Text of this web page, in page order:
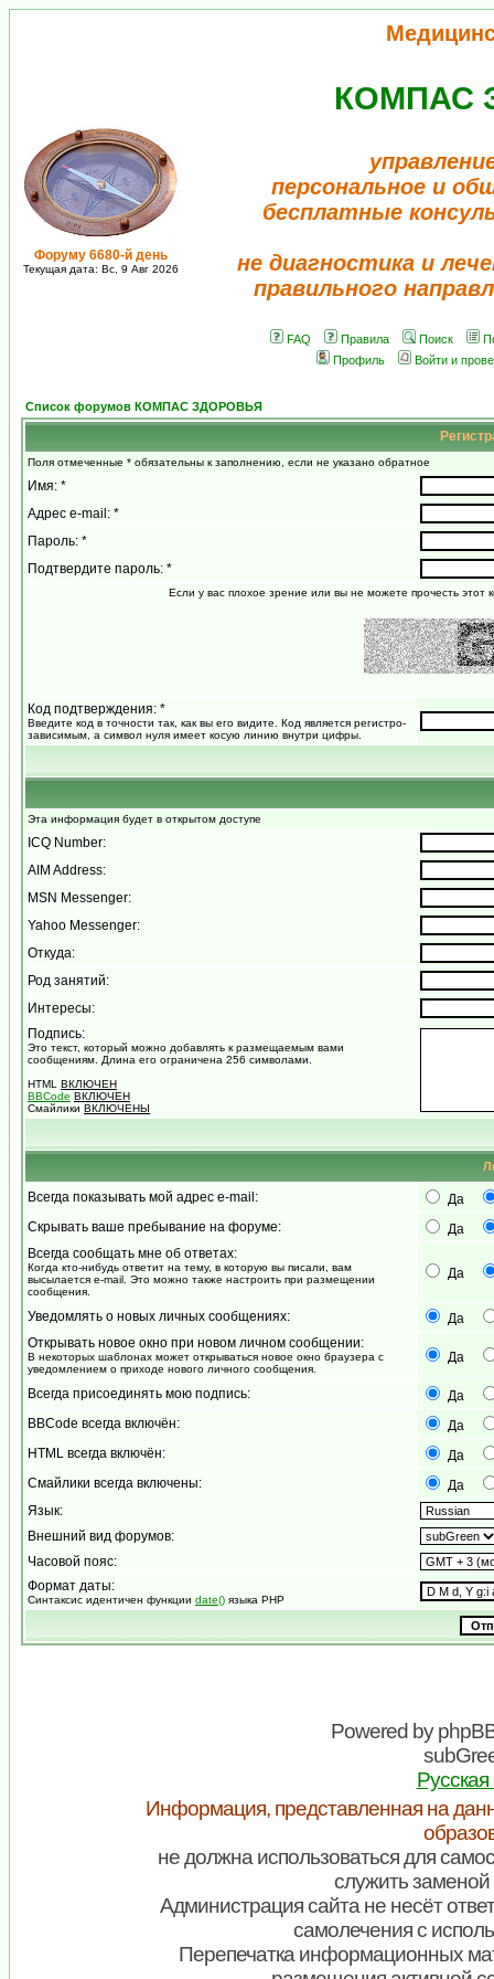
Форуму 6680-й день
Текущая дата: Вс, 9 Авг 2026
КОМПАС
персональное и
бесплатные
не диагностика и
правильного
FAQ Правила Поиск
Профиль
Войти и
Список форумов КОМПАС ЗДОРОВЬЯ
Поля отмеченные * обязательны к заполнению, если не указано обратное
Имя: *
Адрес e-mail: *
Пароль: *
Подтвердите пароль: *
Если у вас плохое зрение или вы не можете прочесть этот
Код подтверждения: *
Введите код в точности так, как вы его видите. Код является регистро-
зависимым, а символ нуля имеет косую линию внутри цифры.
Эта информация будет в открытом доступе
ICQ Number:
AIM Address:
MSN Messenger:
Yahoo Messenger:
Откуда:
Род занятий:
Интересы:
Подпись:
Это текст, который можно добавлять к размещаемым вами
сообщениям. Длина его ограничена 256 символами.
HTML ВКЛЮЧЕН
BBCode ВКЛЮЧЕН
Смайлики ВКЛЮЧЕНЫ
Всегда показывать мой адрес e-mail:
Да
Скрывать ваше пребывание на форуме:
Да
Всегда сообщать мне об ответах:
Когда кто-нибудь ответит на тему, в которую вы писали, вам
высылается e-mail. Это можно также настроить при размещении
сообщения.
Да
Уведомлять о новых личных сообщениях:
Да
Открывать новое окно при новом личном сообщении:
В некоторых шаблонах может открываться новое окно браузера с
уведомлением о приходе нового личного сообщения.
Да
Всегда присоединять мою подпись:
Да
BBCode всегда включён:
Да
HTML всегда включён:
Да
Смайлики всегда включены:
Да
Язык:
Внешний вид форумов:
Часовой пояс:
Формат даты:
Синтаксис идентичен функции date() языка PHP
Powered by
Информация, представленная на
не должна использоваться для
служить заменой
Администрация сайта не несёт
самолечения с
Перепечатка информационных